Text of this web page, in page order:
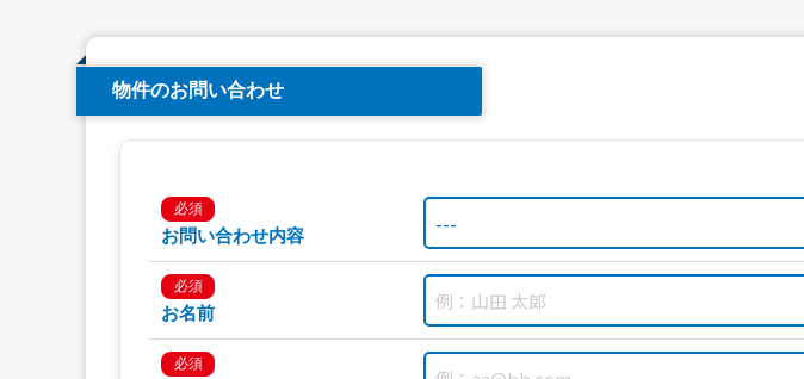
物件のお問い合わせ
必須
お問い合わせ内容
必須
お名前
必須